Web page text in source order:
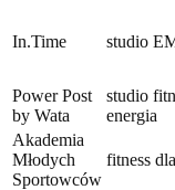
In.Time studio
Power Post
by Wata
studio
energia
Akademia
Młodych
Sportowców
fitness